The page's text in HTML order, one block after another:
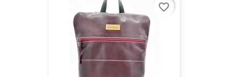
favorite_border